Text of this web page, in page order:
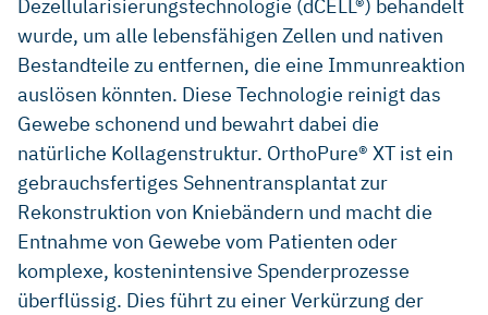
Dezellularisierungstechnologie (dCELL®) behandelt
wurde, um alle lebensfähigen Zellen und nativen
Bestandteile zu entfernen, die eine Immunreaktion
auslösen könnten. Diese Technologie reinigt das
Gewebe schonend und bewahrt dabei die
natürliche Kollagenstruktur. OrthoPure® XT ist ein
gebrauchsfertiges Sehnentransplantat zur
Rekonstruktion von Kniebändern und macht die
Entnahme von Gewebe vom Patienten oder
komplexe, kostenintensive Spenderprozesse
überflüssig. Dies führt zu einer Verkürzung der